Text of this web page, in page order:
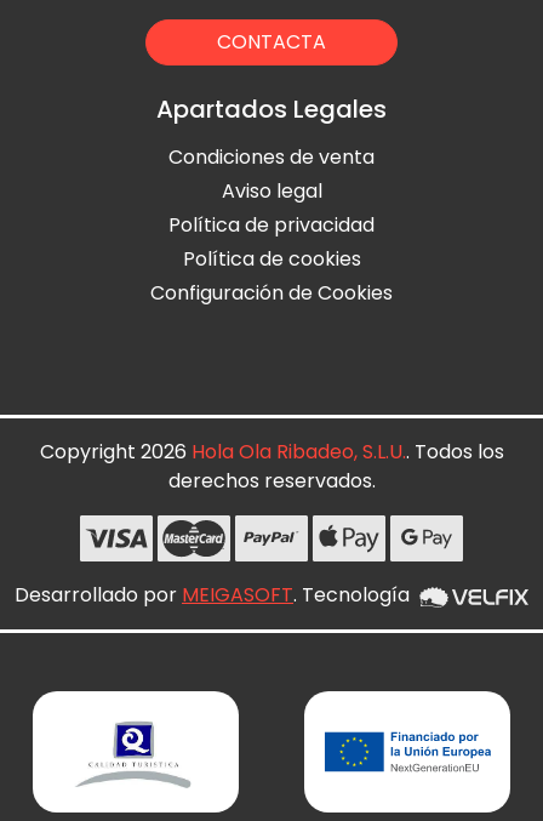
CONTACTA
Apartados Legales
Condiciones de venta
Aviso legal
Política de privacidad
Política de cookies
Configuración de Cookies
Copyright 2026 Hola Ola Ribadeo, S.L.U.. Todos los
derechos reservados.
Desarrollado por MEIGASOFT. Tecnología